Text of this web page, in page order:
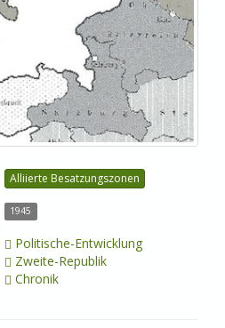
Alliierte Besatzungszonen
1945
Politische-Entwicklung
Zweite-Republik
Chronik